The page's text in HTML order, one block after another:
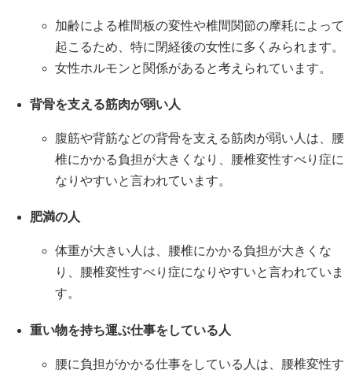
加齢による椎間板の変性や椎間関節の摩耗によって
起こるため、特に閉経後の女性に多くみられます。
女性ホルモンと関係があると考えられています。
背骨を支える筋肉が弱い人
腹筋や背筋などの背骨を支える筋肉が弱い人は、腰
椎にかかる負担が大きくなり、腰椎変性すべり症に
なりやすいと言われています。
肥満の人
体重が大きい人は、腰椎にかかる負担が大きくな
り、腰椎変性すべり症になりやすいと言われていま
す。
重い物を持ち運ぶ仕事をしている人
腰に負担がかかる仕事をしている人は、腰椎変性す